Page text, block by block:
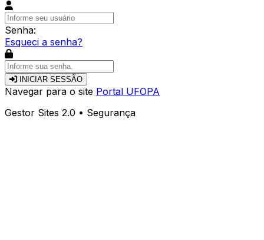
Senha:
Esqueci a senha?
INICIAR SESSÃO
Navegar para o site Portal UFOPA
Gestor Sites 2.0 • Segurança